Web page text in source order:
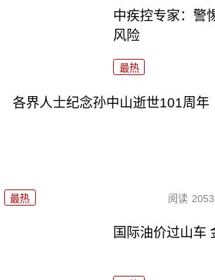
中疾控专家：警
风险
最热
各界人士纪念孙中山逝世101周年
最热 阅读
国际油价过山车